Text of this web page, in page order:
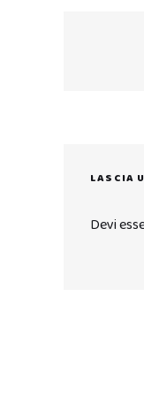
LASCIA
Devi